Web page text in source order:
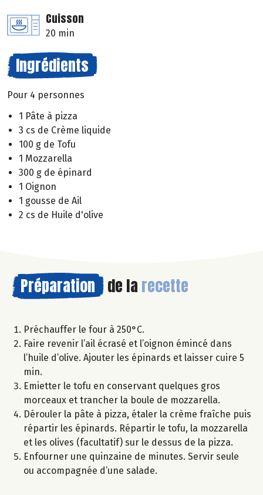
Cuisson
20 min
Ingrédients
Pour 4 personnes
1 Pâte à pizza
3 cs de Crème liquide
100 g de Tofu
1 Mozzarella
300 g de épinard
1 Oignon
1 gousse de Ail
2 cs de Huile d'olive
Préparation de la recette
Préchauffer le four à 250°C.
Faire revenir l’ail écrasé et l’oignon émincé dans
l’huile d’olive. Ajouter les épinards et laisser cuire 5
min.
Emietter le tofu en conservant quelques gros
morceaux et trancher la boule de mozzarella.
Dérouler la pâte à pizza, étaler la crème fraîche puis
répartir les épinards. Répartir le tofu, la mozzarella
et les olives (facultatif) sur le dessus de la pizza.
Enfourner une quinzaine de minutes. Servir seule
ou accompagnée d’une salade.